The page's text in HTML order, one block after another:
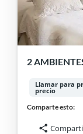
2
Llamar para
precio
Comparte esto: